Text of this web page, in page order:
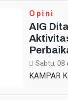
Opini
AIG
Sabtu, 08
KAMPAR